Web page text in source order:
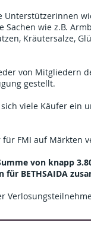
wie z.B.
Kräutersalze,
von Mitgliedern
gestellt.
viele Käufer ein
FMI auf Märkten
von knapp
BETHSAIDA